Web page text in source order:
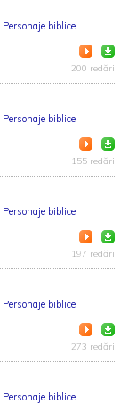
Personaje biblice
200 redări
Personaje biblice
155 redări
Personaje biblice
197 redări
Personaje biblice
273 redări
Personaje biblice